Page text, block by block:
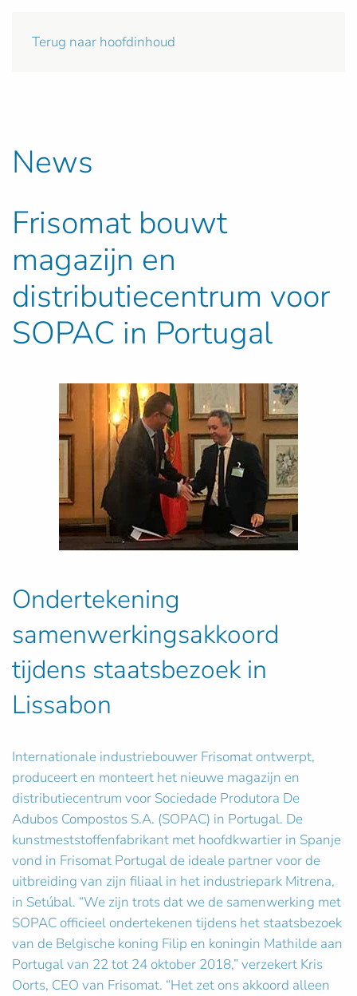
Terug naar hoofdinhoud
News
Frisomat bouwt
magazijn en
distributiecentrum voor
SOPAC in Portugal
Ondertekening
samenwerkingsakkoord
tijdens staatsbezoek in
Lissabon
Internationale industriebouwer Frisomat ontwerpt,
produceert en monteert het nieuwe magazijn en
distributiecentrum voor Sociedade Produtora De
Adubos Compostos S.A. (SOPAC) in Portugal. De
kunstmeststoffenfabrikant met hoofdkwartier in Spanje
vond in Frisomat Portugal de ideale partner voor de
uitbreiding van zijn filiaal in het industriepark Mitrena,
in Setúbal. “We zijn trots dat we de samenwerking met
SOPAC officieel ondertekenen tijdens het staatsbezoek
van de Belgische koning Filip en koningin Mathilde aan
Portugal van 22 tot 24 oktober 2018,” verzekert Kris
Oorts, CEO van Frisomat. “Het zet ons akkoord alleen